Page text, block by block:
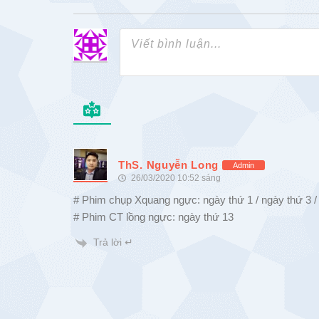
ThS. Nguyễn Long Admin
26/03/2020 10:52 sáng
# Phim chụp Xquang ngực: ngày thứ 1 / ngày thứ 3
# Phim CT lồng ngực: ngày thứ 13
Trả lời ↵